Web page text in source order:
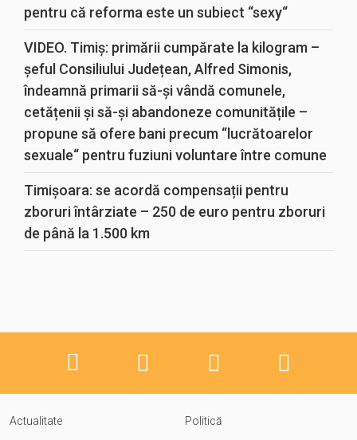
pentru că reforma este un subiect “sexy“
VIDEO. Timiș: primării cumpărate la kilogram –
șeful Consiliului Județean, Alfred Simonis,
îndeamnă primarii să-și vândă comunele,
cetățenii și să-și abandoneze comunitățile –
propune să ofere bani precum “lucrătoarelor
sexuale“ pentru fuziuni voluntare între comune
Timișoara: se acordă compensații pentru
zboruri întârziate – 250 de euro pentru zboruri
de până la 1.500 km
Actualitate Politică